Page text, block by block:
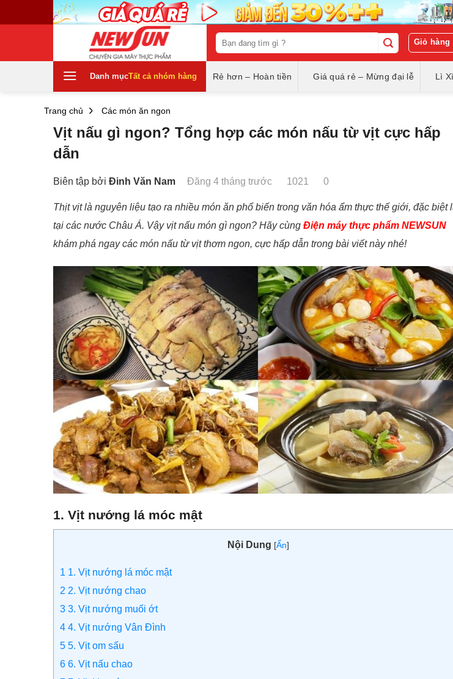
to
Tìm
kiếm:
Giỏ hàng
Tất cả nhóm hàng
Danh mục Rẻ hơn – Hoàn tiền Giá quá rẻ – Mừng đại lễ Lì
Trang chủ Các món ăn ngon
Vịt nấu gì ngon? Tổng hợp các món nấu từ vịt cực hấp
dẫn
Biên tập bởi Đinh Văn Nam Đăng 4 tháng trước 1021 0
Thịt vịt là nguyên liệu tạo ra nhiều món ăn phổ biến trong văn hóa ẩm thực thế giới, đặc biệt
tại các nước Châu Á. Vậy vịt nấu món gì ngon? Hãy cùng Điện máy thực phẩm NEWSUN
khám phá ngay các món nấu từ vịt thơm ngon, cực hấp dẫn trong bài viết này nhé!
1. Vịt nướng lá móc mật
Nội Dung [Ẩn]
1 1. Vịt nướng lá móc mật
2 2. Vịt nướng chao
3 3. Vịt nướng muối ớt
4 4. Vịt nướng Vân Đình
5 5. Vịt om sấu
6 6. Vịt nấu chao